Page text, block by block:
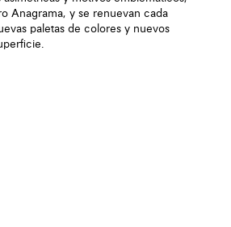
Anagrama, y se renuevan cada
paletas de colores y nuevos